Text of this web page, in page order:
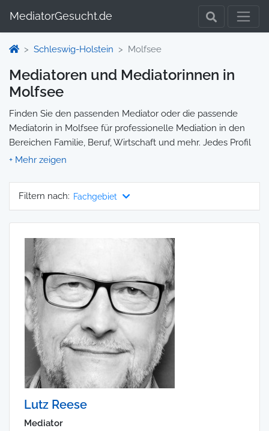
MediatorGesucht.de
Schleswig-Holstein Molfsee
Mediatoren und Mediatorinnen in
Molfsee
Finden Sie den passenden Mediator oder die passende
Mediatorin in Molfsee für professionelle Mediation in den
Bereichen Familie, Beruf, Wirtschaft und mehr. Jedes Profil
enthält Informationen zu Qualifikationen und
Ihre Mediation auswählen und direkt kontaktieren können.
Wir selbst vermitteln keine Mediationen, sondern stellen die
Filtern nach: Fachgebiet
Lutz Reese
Mediator